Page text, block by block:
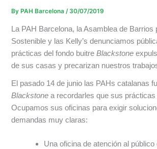
By PAH Barcelona/ 30/07/2019
La PAH Barcelona, la Asamblea de Barrios
Sostenible y las Kelly’s denunciamos
prácticas del fondo buitreBlackstone
de sus casas y precarizan nuestros
El pasado 14 de junio las PAHs catalanas
Blackstone a recordarles que sus
Ocupamos sus oficinas para exigir
demandas muy claras:
Una oficina de atención al público